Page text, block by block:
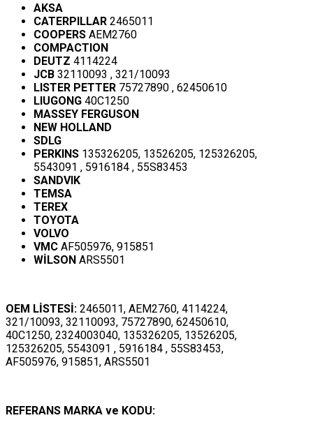
AKSA
CATERPILLAR 2465011
COOPERS AEM2760
COMPACTION
DEUTZ 4114224
JCB 32110093 , 321/10093
LISTER PETTER 75727890 , 62450610
LIUGONG 40C1250
MASSEY FERGUSON
NEW HOLLAND
SDLG
PERKINS 135326205, 13526205, 125326205,
5543091 , 5916184 , 55S83453
SANDVIK
TEMSA
TEREX
TOYOTA
VOLVO
VMC AF505976, 915851
WİLSON ARS5501
OEM LİSTESİ: 2465011, AEM2760, 4114224,
321/10093, 32110093, 75727890, 62450610,
40C1250, 2324003040, 135326205, 13526205,
125326205, 5543091 , 5916184 , 55S83453,
AF505976, 915851, ARS5501
REFERANS MARKA ve KODU: